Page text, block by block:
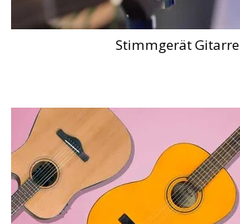
Stimmgerät Gitarre